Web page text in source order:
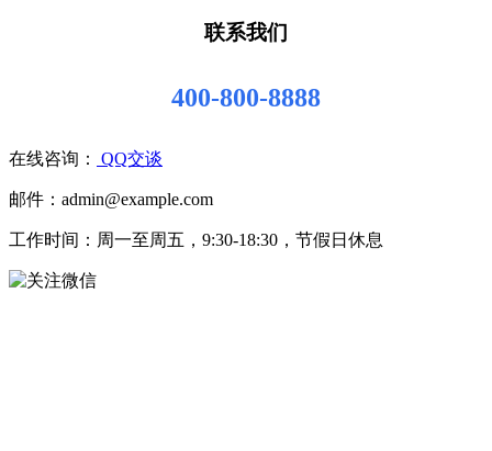
联系我们
400-800-8888
在线咨询： QQ交谈
邮件：admin@example.com
工作时间：周一至周五，9:30-18:30，节假日休息